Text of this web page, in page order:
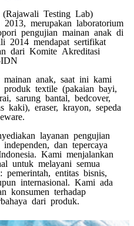
Testing Lab)
merupakan laboratorium
pengujian mainan anak di
2014 mendapat sertifikat
dari Komite Akreditasi
mainan anak, saat ini kami
textile (pakaian bayi,
sarung bantal, bedcover,
kaki), eraser, krayon, sepeda
layanan pengujian
dan tepercaya
Kami menjalankan
untuk melayani semua
entitas bisnis,
internasional. Kami ada
konsumen terhadap
dari produk.